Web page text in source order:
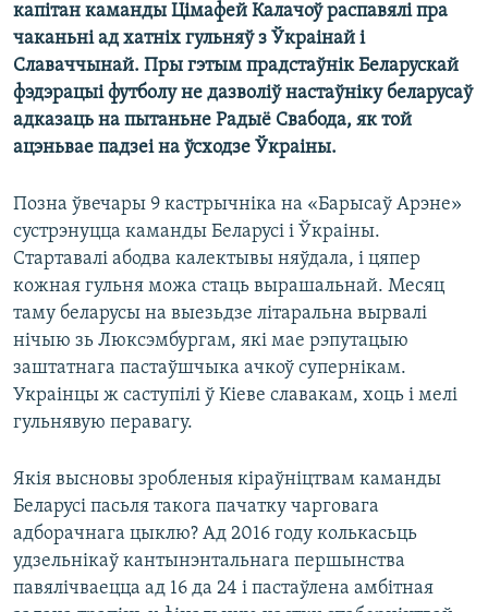
капітан каманды Цімафей Калачоў распавялі пра
чаканьні ад хатніх гульняў з Ўкраінай і
Славаччынай. Пры гэтым прадстаўнік Беларускай
фэдэрацыі футболу не дазволіў настаўніку беларусаў
адказаць на пытаньне Радыё Свабода, як той
ацэньвае падзеі на ўсходзе Ўкраіны.
Позна ўвечары 9 кастрычніка на «Барысаў Арэне»
сустрэнуцца каманды Беларусі і Ўкраіны.
Стартавалі абодва калектывы няўдала, і цяпер
кожная гульня можа стаць вырашальнай. Месяц
таму беларусы на выезьдзе літаральна вырвалі
нічыю зь Люксэмбургам, які мае рэпутацыю
заштатнага пастаўшчыка ачкоў супернікам.
Украінцы ж саступілі ў Кіеве славакам, хоць і мелі
гульнявую перавагу.
Якія высновы зробленыя кіраўніцтвам каманды
Беларусі пасьля такога пачатку чарговага
адборачнага цыклю? Ад 2016 году колькасьць
удзельнікаў кантынэнтальнага першынства
павялічваецца ад 16 да 24 і пастаўлена амбітная